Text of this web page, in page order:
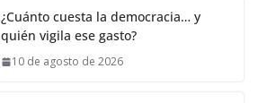
¿Cuánto cuesta la democracia… y
quién vigila ese gasto?
10 de agosto de 2026